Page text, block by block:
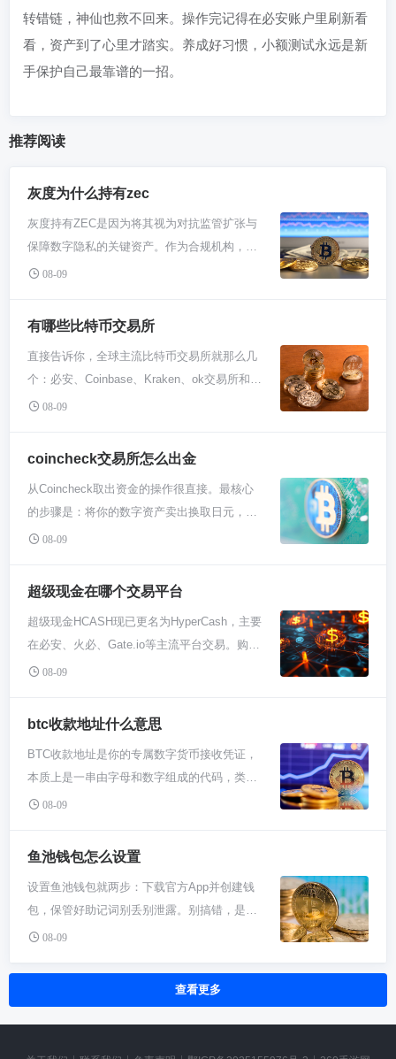
转错链，神仙也救不回来。操作完记得在必安账户里刷新看
看，资产到了心里才踏实。养成好习惯，小额测试永远是新
手保护自己最靠谱的一招。
推荐阅读
灰度为什么持有zec
灰度持有ZEC是因为将其视为对抗监管扩张与
保障数字隐私的关键资产。作为合规机构，灰
度通过信托产品为传统投资者提供暴露于隐私
局。 灰度这公司挺有意思，它搞了一大堆加密
货币信托，就像个“加密超市”。ZEC这东西，
主打隐私保护，交易能隐藏金额和地址。灰度
把它放货架上，说白了就是觉得有前景。传统
们开了个后门。持有ZEC信托，相当于你不直
用自己管私钥啥的，省心。 隐私币这赛道一直
有争议，但需求实实在在。你想啊，比特币交
易记录谁都能查，有时候你不想让人知道钱包
易，需要时开启隐私模式。灰度肯定看到了这
点，觉得长期来看，金融隐私是个大事。虽然
监管老盯着，但灰度本身是合规机构，它敢持
ZEC作为主流隐私币，算是特色菜。投资讲究
分散，加密世界也一样。灰度持有ZEC，算是
给投资人多一个选项，万一隐私概念火了呢？
这波不亏。而且信托模式锁定了不少ZEC流通
大局和配置。 最后看，灰度这操作其实挺精
明。它不赌短线，而是布局各种可能性。隐私
技术在未来数字社会可能越来越重要，哪怕暂
时受压，灰度先占个位置。等哪天大众更关注
能就值钱了。说白了，这就是机构级的长线思
维，不跟风，但把该押的注都押上桌。
08-09
有哪些比特币交易所
直接告诉你，全球主流比特币交易所就那么几
个：必安、Coinbase、Kraken、ok交易所和火
必。新手选所，核心是挑信誉好、合规、操作
种全，交易深度好，全球都能用。不过它在某
些地方面临监管问题，有时候访问需要绕点
路。对于新手，上手可能需要适应一下界面，
但它功能确实强大，玩现货或者尝试点简单合
币BNB支付还能打折。 Coinbase在欧美那边
全。界面干净得像苹果手机，买币卖币流程对
新手极度友好，几步就搞定。不过嘛，手续费
用相对高一点，支持的币种也没那么多，适合
放着的新手。把它当成币圈的“银行”来用，感
觉挺靠谱。 Kraken也是个老牌劲旅，安全性方
面名声很响，提币什么的挺快。它的交易对丰
或者北美，想找个既安全又功能全面的交易所
的新手，Kraken是个很扎实的选择。 至于亚洲
用户，ok交易所和火必肯定是绕不开的。这两
家功能极其强大，尤其是衍生品交易，玩法
会有点眼花，但习惯后效率很高。它们针对大
陆用户有特殊的访问方式，需要注意平台的合
规提示。如果你是喜欢深入研究交易、能接受
08-09
coincheck交易所怎么出金
从Coincheck取出资金的操作很直接。最核心
的步骤是：将你的数字资产卖出换取日元，然
后通过关联的银行账户发起日元出金即可。整
你得把币换成钱，在Coincheck里就是卖币换
日元。进入你的交易页面，找到你想卖掉的加
密货币，比如比特币或者以太坊，输入你想卖
的数量，确认市场价然后卖出。这一步完成之
Coincheck日元余额里，这就准备好了可以提
易手续费，这是行业常态，每个交易所都收。
钱到了日元余额，接下来就是提现到你的银行
卡。点开出金或者提现的选项，选择银行汇
账户绑定了，这个绑定过程需要你提供银行账
户信息，有时候还需要个小额验证来确认是你
本人。选好要出的金额，确认一下手续费和到
能卡在半路。 安全方面多啰嗦两句。出金操作
前后，务必检查你的账户登录环境是不是安
08-09
超级现金在哪个交易平台
超级现金HCASH现已更名为HyperCash，主要
在必安、火必、Gate.io等主流平台交易。购买
时直接搜索HCASH或HX，注意它已完成主网
系统，搞跨链价值转换。不过行业变化快，它
后来也经历了品牌升级和技术调整。现在你找
交易平台，直接上必安、火必全球站这类大所
就行，流动性相对好点。新手注意，有些平台
本质上是一个东西。下手前最好去官网或社群
单。你注册完平台，通过CNY或USDT入金，
到交易区搜HCASH/HX就能买卖。别光看价
格，得瞅瞅深度怎么样，要是买卖价差太大，
留神，主网早从原来那套升级了，充提地址别
08-09
btc收款地址什么意思
BTC收款地址是你的专属数字货币接收凭证，
本质上是一串由字母和数字组成的代码，类似
于银行账号。别人通过这个地址能安全地向你
务必仔细核对地址的每一个字符，因为比特币
交易一旦发出便无法撤销。 想象一下BTC收款
地址就是你的个人比特币“邮箱”。只不过这个
邮箱地址长得有点特别，
样一串乱码。任何人想给你转比特币，都需要
知道你这个地址。你不需要去理解这串字符是
要知道，它是你独有的，从你的钱包里生成出
08-09
鱼池钱包怎么设置
设置鱼池钱包就两步：下载官方App并创建钱
包，保管好助记词别丢别泄露。别搞错，是鱼
池自己出的F2Pool Wallet，不是随便什么钱包
工收矿币的。你要是下成别的那些通用钱包，
08-09
查看更多